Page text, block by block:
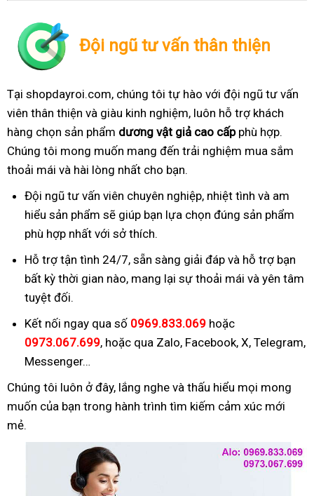
Đội ngũ tư vấn thân thiện
Tại shopdayroi.com, chúng tôi tự hào với đội ngũ tư vấn
viên thân thiện và giàu kinh nghiệm, luôn hỗ trợ khách
hàng chọn sản phẩm dương vật giả cao cấpphù hợp.
Chúng tôi mong muốn mang đến trải nghiệm mua sắm
thoải mái và hài lòng nhất cho bạn.
Đội ngũ tư vấn viên chuyên nghiệp, nhiệt tình và am
hiểu sản phẩm sẽ giúp bạn lựa chọn đúng sản phẩm
phù hợp nhất với sở thích.
Hỗ trợ tận tình 24/7, sẵn sàng giải đáp và hỗ trợ bạn
bất kỳ thời gian nào, mang lại sự thoải mái và yên tâm
tuyệt đối.
Kết nối ngay qua số 0969.833.069 hoặc
0973.067.699, hoặc qua Zalo, Facebook, X, Telegram,
Messenger…
Chúng tôi luôn ở đây, lắng nghe và thấu hiểu mọi mong
muốn của bạn trong hành trình tìm kiếm cảm xúc mới
mẻ.